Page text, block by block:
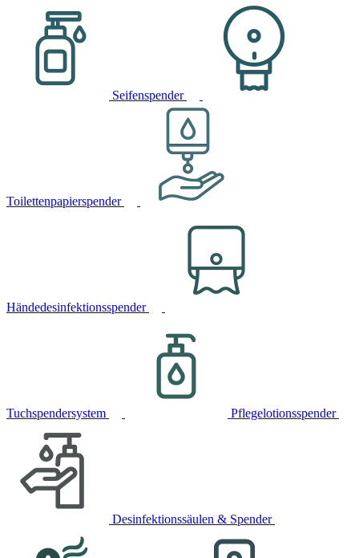
Seifenspender
Toilettenpapierspender
Händedesinfektionsspender
Tuchspendersystem Pflegelotionsspender
Desinfektionssäulen & Spender